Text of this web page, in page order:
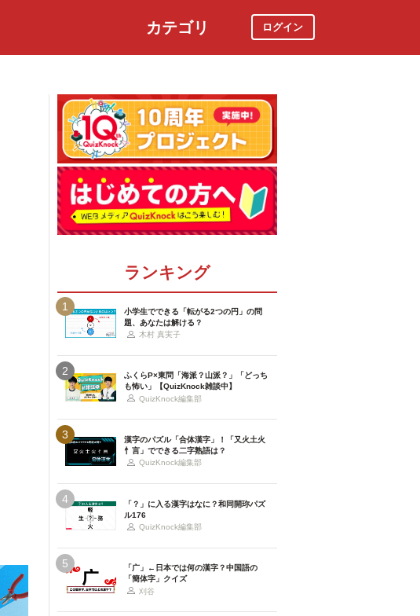
カテゴリ ログイン
ランキング
1
小学生でできる「転がる2つの円」の問
題、あなたは解ける？
木村 真実子
2
ふくらP×東問「海派？山派？」「どっち
も怖い」【QuizKnock雑談中】
QuizKnock編集部
3
漢字のパズル「合体漢字」！「又火土火
忄言」でできる二字熟語は？
QuizKnock編集部
4
「？」に入る漢字はなに？和同開珎パズ
ル176
QuizKnock編集部
5
「广」←日本では何の漢字？中国語の
「簡体字」クイズ
刈谷